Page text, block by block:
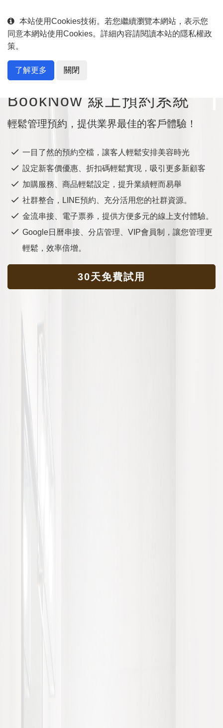
本站使用Cookies技術。若您繼續瀏覽本網站，表示您
同意本網站使用Cookies。詳細內容請閱讀本站的隱私權政
策。
了解更多 關閉
專為美容、美髮、美甲行業量身打造
BookNow 線上預約系統
輕鬆管理預約，提供業界最佳的客戶體驗！
一目了然的預約空檔，讓客人輕鬆安排美容時光
設定新客價優惠、折扣碼輕鬆實現，吸引更多新顧客
加購服務、商品輕鬆設定，提升業績輕而易舉
社群整合，LINE預約、充分活用您的社群資源。
金流串接、電子票券，提供方便多元的線上支付體驗。
Google日曆串接、分店管理、VIP會員制，讓您管理更
輕鬆，效率倍增。
30天免費試用